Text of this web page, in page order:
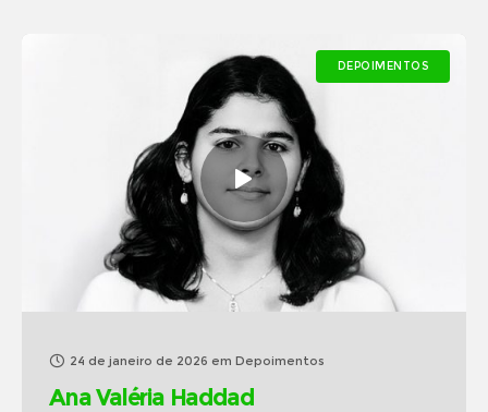
DEPOIMENTOS
24 de janeiro de 2026 em Depoimentos
Ana Valéria Haddad